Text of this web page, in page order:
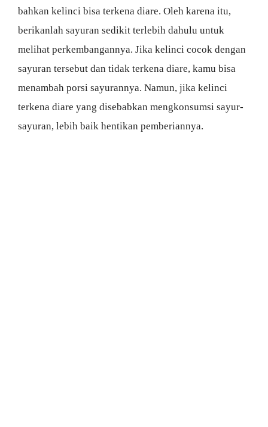
bahkan kelinci bisa terkena diare. Oleh karena itu,
berikanlah sayuran sedikit terlebih dahulu untuk
melihat perkembangannya. Jika kelinci cocok dengan
sayuran tersebut dan tidak terkena diare, kamu bisa
menambah porsi sayurannya. Namun, jika kelinci
terkena diare yang disebabkan mengkonsumsi sayur-
sayuran, lebih baik hentikan pemberiannya.